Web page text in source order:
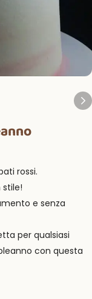
rossi.
e senza
per qualsiasi
con questa